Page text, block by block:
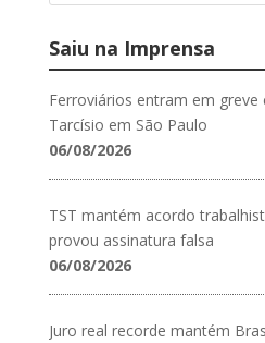
Saiu na Imprensa
Ferroviários entram em
Tarcísio em São Paulo
06/08/2026
TST mantém acordo
provou assinatura falsa
06/08/2026
Juro real recorde mantém